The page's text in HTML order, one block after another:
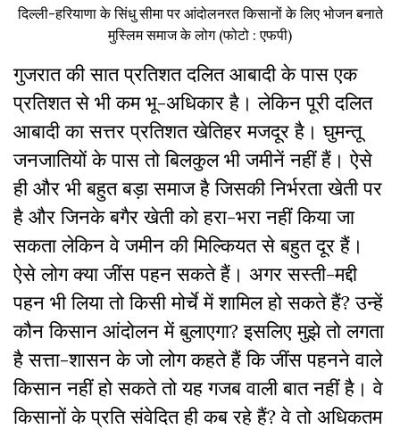
दिल्ली-हरियाणा के सिंधु सीमा पर आंदोलनरत किसानों के लिए भोजन बनाते
मुस्लिम समाज के लोग (फोटो : एफपी)
गुजरात की सात प्रतिशत दलित आबादी के पास एक
प्रतिशत से भी कम भू-अधिकार है। लेकिन पूरी दलित
आबादी का सत्तर प्रतिशत खेतिहर मजदूर है। घुमन्तू
जनजातियों के पास तो बिलकुल भी जमीनें नहीं हैं। ऐसे
ही और भी बहुत बड़ा समाज है जिसकी निर्भरता खेती पर
है और जिनके बगैर खेती को हरा-भरा नहीं किया जा
सकता लेकिन वे जमीन की मिल्कियत से बहुत दूर हैं।
ऐसे लोग क्या जींस पहन सकते हैं। अगर सस्ती-मद्दी
पहन भी लिया तो किसी मोर्चे में शामिल हो सकते हैं? उन्हें
कौन किसान आंदोलन में बुलाएगा? इसलिए मुझे तो लगता
है सत्ता-शासन के जो लोग कहते हैं कि जींस पहनने वाले
किसान नहीं हो सकते तो यह गजब वाली बात नहीं है। वे
किसानों के प्रति संवेदित ही कब रहे हैं? वे तो अधिकतम